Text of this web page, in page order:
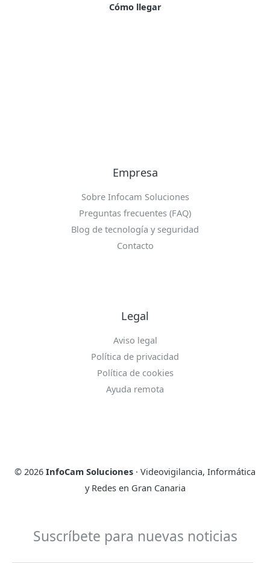
Cómo llegar
Empresa
Sobre Infocam Soluciones
Preguntas frecuentes (FAQ)
Blog de tecnología y seguridad
Contacto
Legal
Aviso legal
Política de privacidad
Política de cookies
Ayuda remota
© 2026 InfoCam Soluciones · Videovigilancia, Informática
y Redes en Gran Canaria
Suscríbete para nuevas noticias